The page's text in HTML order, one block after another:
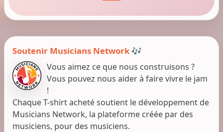
Soutenir Musicians Network 🎶
Vous aimez ce que nous construisons ?
Vous pouvez nous aider à faire vivre le jam
!
Chaque T-shirt acheté soutient le développement de
Musicians Network, la plateforme créée par des
musiciens, pour des musiciens.